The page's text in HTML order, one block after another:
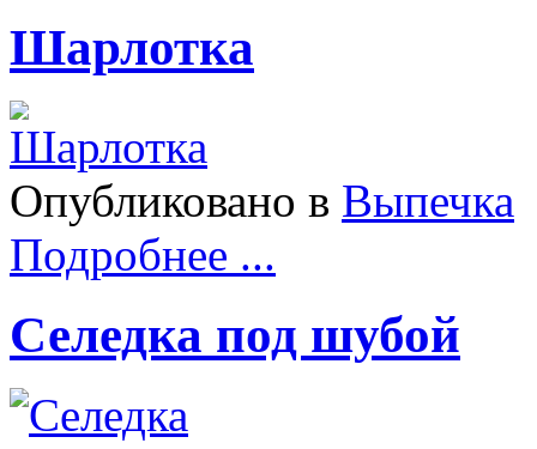
Шарлотка
Опубликовано в Выпечка
Подробнее ...
Селедка под шубой